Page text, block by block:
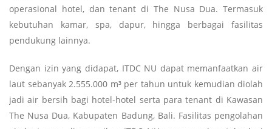
operasional hotel, dan tenant di The Nusa Dua. Termasuk
kebutuhan kamar, spa, dapur, hingga berbagai fasilitas
pendukung lainnya.
Dengan izin yang didapat, ITDC NU dapat memanfaatkan air
laut sebanyak 2.555.000 m³ per tahun untuk kemudian diolah
jadi air bersih bagi hotel-hotel serta para tenant di Kawasan
The Nusa Dua, Kabupaten Badung, Bali. Fasilitas pengolahan